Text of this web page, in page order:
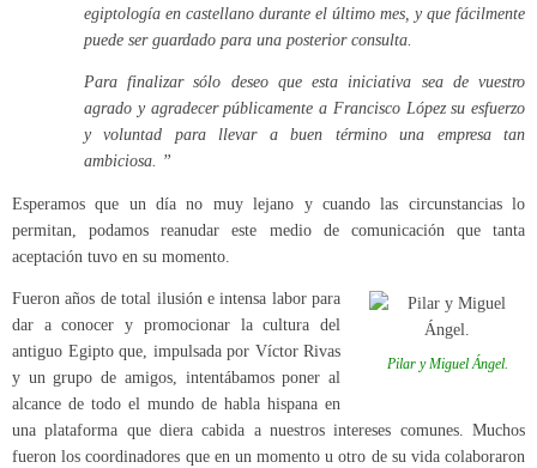
egiptología en castellano durante el último mes, y que fácilmente
puede ser guardado para una posterior consulta.
Para finalizar sólo deseo que esta iniciativa sea de vuestro
agrado y agradecer públicamente a Francisco López su esfuerzo
y voluntad para llevar a buen término una empresa tan
ambiciosa. ”
Esperamos que un día no muy lejano y cuando las circunstancias lo
permitan, podamos reanudar este medio de comunicación que tanta
aceptación tuvo en su momento.
Pilar y Miguel Ángel.
Fueron años de total ilusión e intensa labor para
dar a conocer y promocionar la cultura del
antiguo Egipto que, impulsada por Víctor Rivas
y un grupo de amigos, intentábamos poner al
alcance de todo el mundo de habla hispana en
una plataforma que diera cabida a nuestros intereses comunes. Muchos
fueron los coordinadores que en un momento u otro de su vida colaboraron